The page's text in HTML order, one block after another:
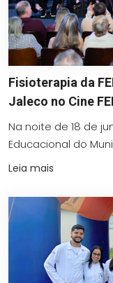
Fisioterapia da
Jaleco no Cine
Na noite de 18 de
Educacional do
Leia mais